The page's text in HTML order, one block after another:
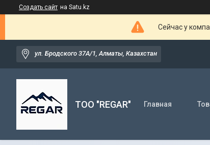
Создать сайт на Satu.kz
Сейчас у
ул. Бродского 37А/1, Алматы, Казахстан
TOO "REGAR" Главная